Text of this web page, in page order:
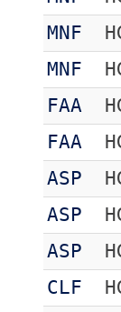
MNF
MNF
FAA
FAA
ASP
ASP
ASP
CLF